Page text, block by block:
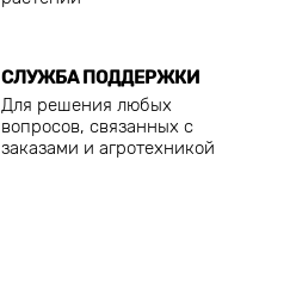
СЛУЖБА ПОДДЕРЖКИ
Для решения любых
вопросов, связанных с
заказами и агротехникой